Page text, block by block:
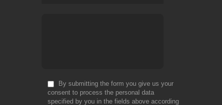
By submitting the form you give us your
consent to process the personal data
specified by you in the fields above according